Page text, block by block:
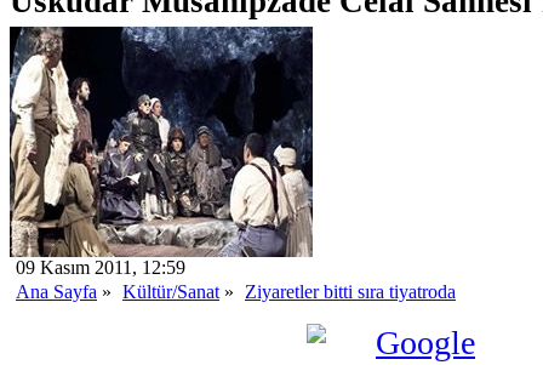
09 Kasım 2011, 12:59
Ana Sayfa » Kültür/Sanat » Ziyaretler bitti sıra tiyatroda